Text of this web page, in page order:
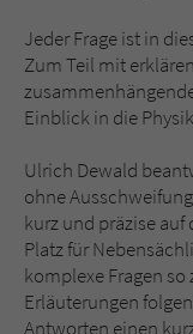
Jeder Frage ist in
Zum Teil mit
Einblick in die
Ulrich Dewald
ohne
kurz und präzise
Platz für
komplexe Fragen so
Erläuterungen
Antworten einen